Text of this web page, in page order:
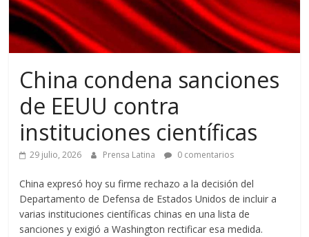
China condena sanciones
de EEUU contra
instituciones científicas
29 julio, 2026 Prensa Latina 0 comentarios
China expresó hoy su firme rechazo a la decisión del
Departamento de Defensa de Estados Unidos de incluir a
varias instituciones científicas chinas en una lista de
sanciones y exigió a Washington rectificar esa medida.